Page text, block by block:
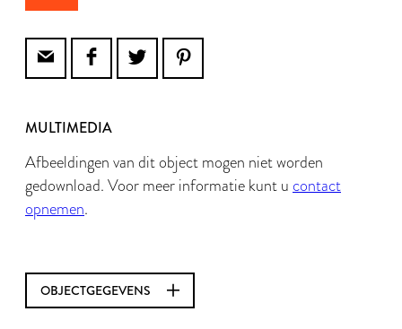
MULTIMEDIA
Afbeeldingen van dit object mogen niet worden
gedownload. Voor meer informatie kunt u contact
opnemen.
OBJECTGEGEVENS